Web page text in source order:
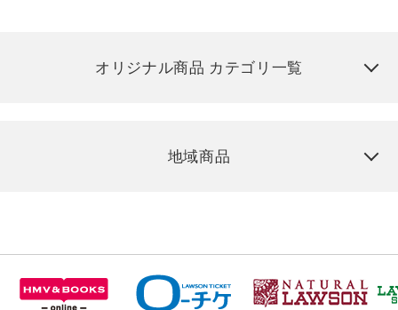
オリジナル商品 カテゴリ一覧
地域商品